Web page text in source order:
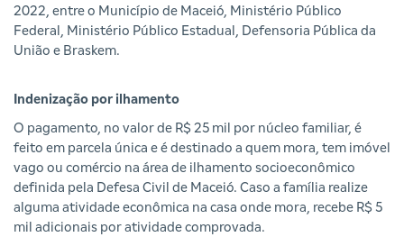
2022, entre o Município de Maceió, Ministério Público
Federal, Ministério Público Estadual, Defensoria Pública da
União e Braskem.
Indenização por ilhamento
O pagamento, no valor de R$ 25 mil por núcleo familiar, é
feito em parcela única e é destinado a quem mora, tem imóvel
vago ou comércio na área de ilhamento socioeconômico
definida pela Defesa Civil de Maceió. Caso a família realize
alguma atividade econômica na casa onde mora, recebe R$ 5
mil adicionais por atividade comprovada.